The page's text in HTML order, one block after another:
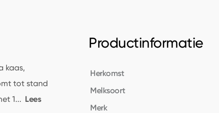
Productinformatie
Herkomst
Melksoort
Merk
kaas,
tot stand
1... Lees